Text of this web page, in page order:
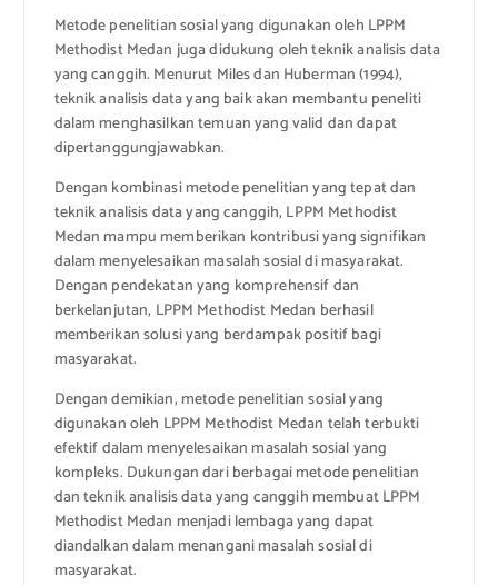
Metode penelitian sosial yang digunakan oleh LPPM
Methodist Medan juga didukung oleh teknik analisis data
yang canggih. Menurut Miles dan Huberman (1994),
teknik analisis data yang baik akan membantu peneliti
dalam menghasilkan temuan yang valid dan dapat
dipertanggungjawabkan.
Dengan kombinasi metode penelitian yang tepat dan
teknik analisis data yang canggih, LPPM Methodist
Medan mampu memberikan kontribusi yang signifikan
dalam menyelesaikan masalah sosial di masyarakat.
Dengan pendekatan yang komprehensif dan
berkelanjutan, LPPM Methodist Medan berhasil
memberikan solusi yang berdampak positif bagi
masyarakat.
Dengan demikian, metode penelitian sosial yang
digunakan oleh LPPM Methodist Medan telah terbukti
efektif dalam menyelesaikan masalah sosial yang
kompleks. Dukungan dari berbagai metode penelitian
dan teknik analisis data yang canggih membuat LPPM
Methodist Medan menjadi lembaga yang dapat
diandalkan dalam menangani masalah sosial di
masyarakat.